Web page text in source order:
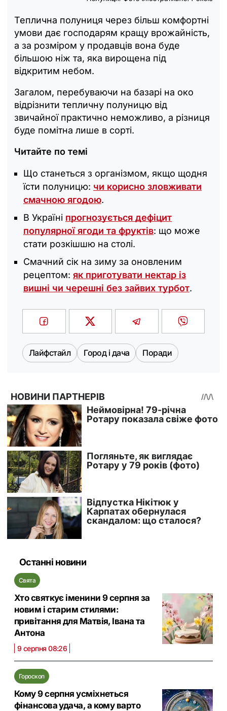
Теплична полуниця через більш комфортні
умови дає господарям кращу врожайність,
а за розміром у продавців вона буде
більшою ніж та, яка вирощена під
відкритим небом.
Загалом, перебуваючи на базарі на око
відрізнити тепличну полуницю від
звичайної практично неможливо, а різниця
буде помітна лише в сорті.
Читайте по темі
Що станеться з організмом, якщо щодня
їсти полуницю: чи корисно зловживати
смачною ягодою.
В Україні прогнозується дефіцит
популярної ягоди та фруктів: що може
стати розкішшю на столі.
Смачний сік на зиму за оновленим
рецептом: як приготувати нектар із
вишні чи черешні без зайвих турбот.
Лайфстайл Город і дача Поради
Останні новини
Свята
Хто святкує іменини 9 серпня за
новим і старим стилями:
привітання для Матвія, Івана та
Антона
9 серпня 08:26
Гороскоп
Кому 9 серпня усміхнеться
фінансова удача, а кому варто